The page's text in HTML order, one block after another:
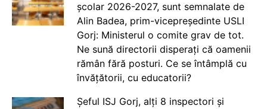
școlar 2026-2027, sunt semnalate de
Alin Badea, prim-vicepreședinte USLI
Gorj: Ministerul o comite grav de tot.
Ne sună directorii disperați că oamenii
rămân fără posturi. Ce se întâmplă cu
învățătorii, cu educatorii?
Șeful ISJ Gorj, alți 8 inspectori și